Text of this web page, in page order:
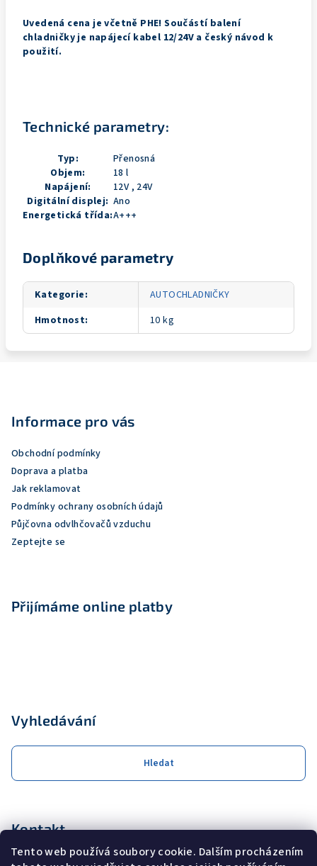
Tento web používá soubory cookie. Dalším procházením
Uvedená cena je včetně PHE! Součástí balení
chladničky je napájecí kabel 12/24V a český návod k
použití.
Technické parametry:
Typ:
Přenosná
Objem:
18 l
Napájení:
12V , 24V
Digitální displej: Ano
Energetická třída:A+++
Doplňkové parametry
Kategorie:
AUTOCHLADNIČKY
Hmotnost: 10 kg
Informace pro vás
Obchodní podmínky
Doprava a platba
Jak reklamovat
Podmínky ochrany osobních údajů
Půjčovna odvlhčovačů vzduchu
Zeptejte se
Přijímáme online platby
Vyhledávání
Hledat
Kontakt
obchod coolservis.cz